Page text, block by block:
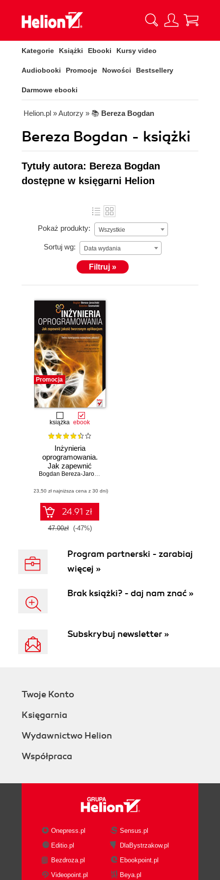
Kategorie Książki Ebooki Kursy video
Audiobooki Promocje Nowości Bestsellery
Darmowe ebooki
Helion.pl » Autorzy » 📚 Bereza Bogdan
Bereza Bogdan - książki
Tytuły autora: Bereza Bogdan
dostępne w księgarni Helion
Pokaż produkty: Wszystkie
Sortuj wg: Data wydania
Filtruj »
Promocja
książka ebook
Inżynieria
oprogramowania.
Jak zapewnić
jakość tworzonym
Bogdan Bereza-Jarociński
(23,50 zł najniższa cena z 30 dni)
24.91 zł
47.00zł (-47%)
Program partnerski - zarabiaj
więcej »
Brak książki? - daj nam znać »
Subskrybuj newsletter »
Twoje Konto
Księgarnia
Wydawnictwo Helion
Współpraca
Onepress.pl
Sensus.pl
Editio.pl
DlaBystrzakow.pl
Bezdroza.pl
Ebookpoint.pl
Videopoint.pl
Beya.pl